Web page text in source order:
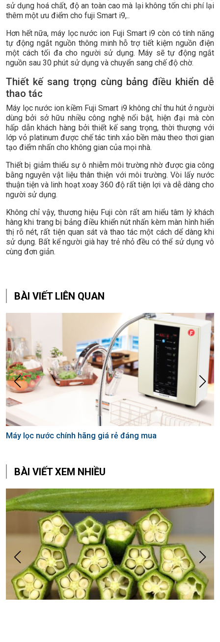
sử dụng hoá chất, độ an toàn cao mà lại không tốn chi phí lại
thêm một ưu điểm cho fuji Smart i9,..
Hơn hết nữa, máy lọc nước ion Fuji Smart i9 còn có tính năng
tự động ngắt nguồn thông minh hỗ trợ tiết kiệm nguồn điện
một cách tối đa cho người sử dụng. Máy sẽ tự động ngắt
nguồn sau 30 phút sử dụng và chuyển sang chế độ chờ.
Thiết kế sang trọng cùng bảng điều khiển dễ
thao tác
Máy lọc nước ion kiềm Fuji Smart i9 không chỉ thu hút ở người
dùng bởi sở hữu nhiều công nghệ nổi bật, hiện đại mà còn
hấp dẫn khách hàng bởi thiết kế sang trọng, thời thượng với
lớp vỏ platinum được chế tác tinh xảo bền màu theo thơi gian
tạo điểm nhấn cho không gian của mọi nhà.
Thiết bị giảm thiểu sự ô nhiễm môi trường nhờ được gia công
bằng nguyên vật liệu thân thiện với môi trường. Vòi lấy nước
thuận tiện và linh hoạt xoay 360 độ rất tiện lợi và dễ dàng cho
người sử dụng.
Không chỉ vậy, thương hiệu Fuji còn rất am hiểu tâm lý khách
hàng khi trang bị bảng điều khiển nút nhấn kèm màn hình hiển
thị rõ nét, rất tiện quan sát và thao tác một cách dể dàng khi
sử dụng. Bất kể người già hay trẻ nhỏ đều có thể sử dụng vô
cùng đơn giản.
BÀI VIẾT LIÊN QUAN
Máy lọc nước chính hãng giá rẻ đáng mua
BÀI VIẾT XEM NHIỀU